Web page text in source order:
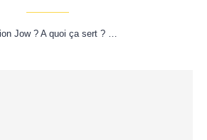
Jow ? A quoi ça sert ? …